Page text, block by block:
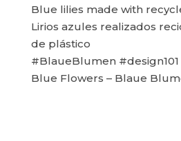
Blue lilies made with
Lirios azules realizados
de plástico
#BlaueBlumen
Blue Flowers – Blaue